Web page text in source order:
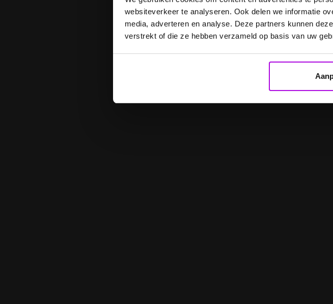
websiteverkeer te analyseren. Ook delen we informatie
media, adverteren en analyse. Deze partners kunnen
verstrekt of die ze hebben verzameld op basis van uw